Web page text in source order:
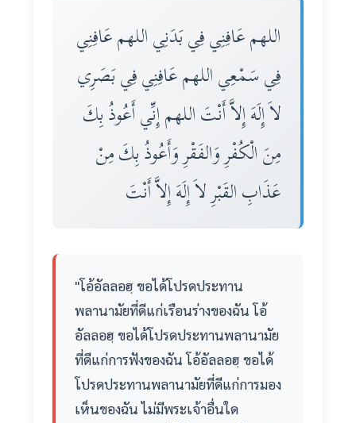
اللهم عَافِنِي فِي بَدَنِي اللهم عَافِنِي
فِي سَمْعِي اللهم عَافِنِي فِي بَصَرِي
لاَ إِلَهَ إِلاَّ أَنْتَ اللهم إِنِّي أَعُوذُ بِكَ
مِنَ الْكُفْرِ وَالفَقْرِ وَأَعُوذُ بِكَ مِنْ
عَذَابِ القَبْرِ لاَ إِلَهَ إِلاَّ أَنْتَ
"โอ้อัลลอฮฺ ขอได้โปรดประทาน
พลานามัยที่ดีแก่เรือนร่างของฉัน โอ้
อัลลอฮฺ ขอได้โปรดประทานพลานามัย
ที่ดีแก่การฟังของฉัน โอ้อัลลอฮฺ ขอได้
โปรดประทานพลานามัยที่ดีแก่การมอง
เห็นของฉัน ไม่มีพระเจ้าอื่นใด